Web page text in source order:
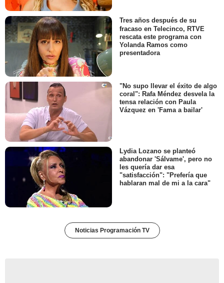
Tres años después de su
fracaso en Telecinco, RTVE
rescata este programa con
Yolanda Ramos como
presentadora
"No supo llevar el éxito de algo
coral": Rafa Méndez desvela la
tensa relación con Paula
Vázquez en 'Fama a bailar'
Lydia Lozano se planteó
abandonar 'Sálvame', pero no
les quería dar esa
"satisfacción": "Prefería que
hablaran mal de mi a la cara"
Noticias Programación TV